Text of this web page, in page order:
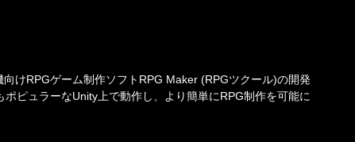
初心者講座
けRPGゲーム制作ソフトRPG Maker (RPGツクール)の開発
ピュラーなUnity上で動作し、より簡単にRPG制作を可能に